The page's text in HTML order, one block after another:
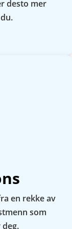
desto mer
en rekke av
som